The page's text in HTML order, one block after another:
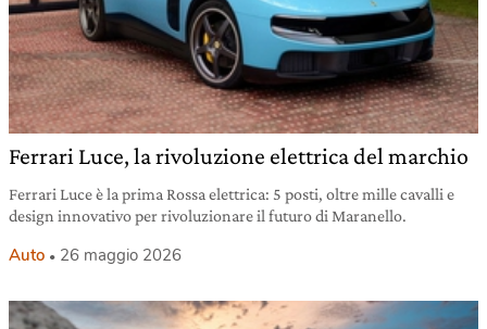
Ferrari Luce, la rivoluzione elettrica del marchio
Ferrari Luce è la prima Rossa elettrica: 5 posti, oltre mille cavalli e
design innovativo per rivoluzionare il futuro di Maranello.
Auto 26 maggio 2026